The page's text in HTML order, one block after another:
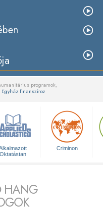
programok,
finanszíroz
Oktatástan
Criminon
HANG